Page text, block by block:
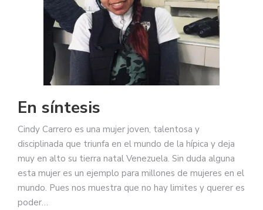
En síntesis
Cindy Carrero es una mujer joven, talentosa y
disciplinada que triunfa en el mundo de la hípica y deja
muy en alto su tierra natal Venezuela. Sin duda alguna
esta mujer es un ejemplo para millones de mujeres en el
mundo. Pues nos muestra que no hay limites y querer es
poder…